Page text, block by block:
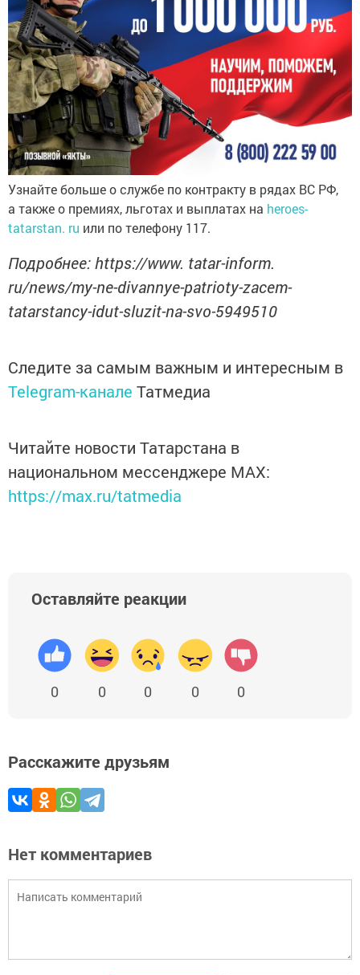
Узнайте больше о службе по контракту в рядах ВС РФ,
а также о премиях, льготах и выплатах на heroes-
tatarstan. ru или по телефону 117.
Подробнее: https://www. tatar-inform.
ru/news/my-ne-divannye-patrioty-zacem-
tatarstancy-idut-sluzit-na-svo-5949510
Следите за самым важным и интересным в
Telegram-канале Татмедиа
Читайте новости Татарстана в
национальном мессенджере MАХ:
https://max.ru/tatmedia
Оставляйте реакции
0 0 0 0 0
Расскажите друзьям
Нет комментариев